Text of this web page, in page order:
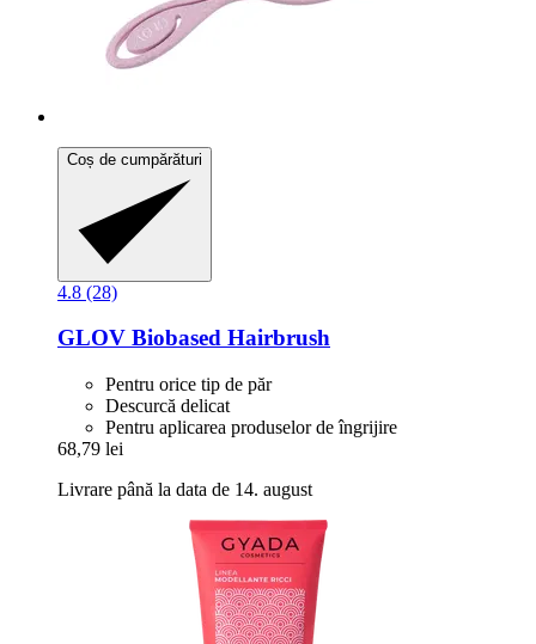
Coș de cumpărături
4.8 (28)
GLOV Biobased Hairbrush
Pentru orice tip de păr
Descurcă delicat
Pentru aplicarea produselor de îngrijire
68,79 lei
Livrare până la data de 14. august